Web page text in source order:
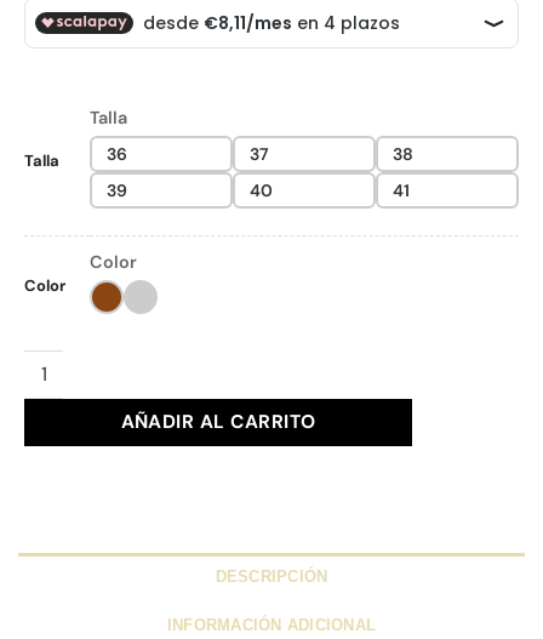
era:
64,90 €.
es:
32,45 €.
Talla
Talla
36
37
38
39
40 41
Color
Color
CUÑA KUKADAS Ref. 174238 cantidad
AÑADIR AL CARRITO
DESCRIPCIÓN
INFORMACIÓN ADICIONAL